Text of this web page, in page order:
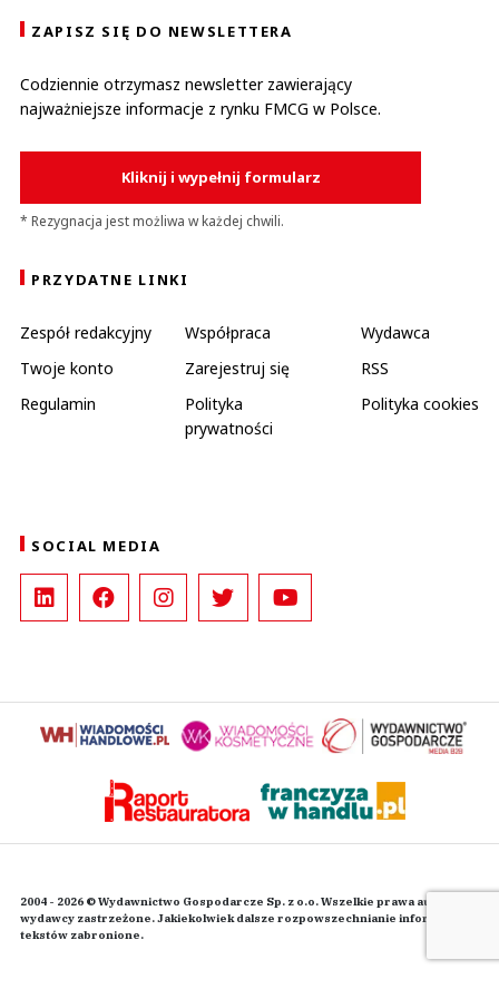
ZAPISZ SIĘ DO NEWSLETTERA
Codziennie otrzymasz newsletter zawierający
najważniejsze informacje z rynku FMCG w Polsce.
Kliknij i wypełnij formularz
* Rezygnacja jest możliwa w każdej chwili.
PRZYDATNE LINKI
Zespół redakcyjny Współpraca
Wydawca
Twoje konto
Zarejestruj się
RSS
Regulamin
Polityka
prywatności
Polityka cookies
SOCIAL MEDIA
2004 - 2026 © Wydawnictwo Gospodarcze Sp. z o.o. Wszelkie prawa autorskie
wydawcy zastrzeżone. Jakiekolwiek dalsze rozpowszechnianie informacji i
tekstów zabronione.